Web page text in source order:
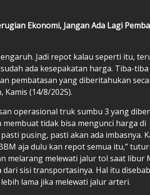
Ekonomi, Jangan Ada Lagi
Jadi repot kalau seperti itu,
ada kesepakatan harga. Tiba-tiba
pembatasan yang diberitahukan
Kamis (14/8/2025).
operasional truk sumbu 3 yang
tidak bisa mengunci harga di
pusing, pasti akan ada imbasnya.
aja dulu kan repot semua itu,”
melarang melewati jalur tol saat libur
sisi transportasinya. Hal itu
lama jika melewati jalur arteri.